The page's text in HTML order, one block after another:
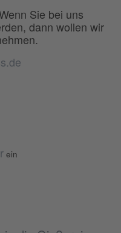
Sie bei uns
dann wollen wir
ein